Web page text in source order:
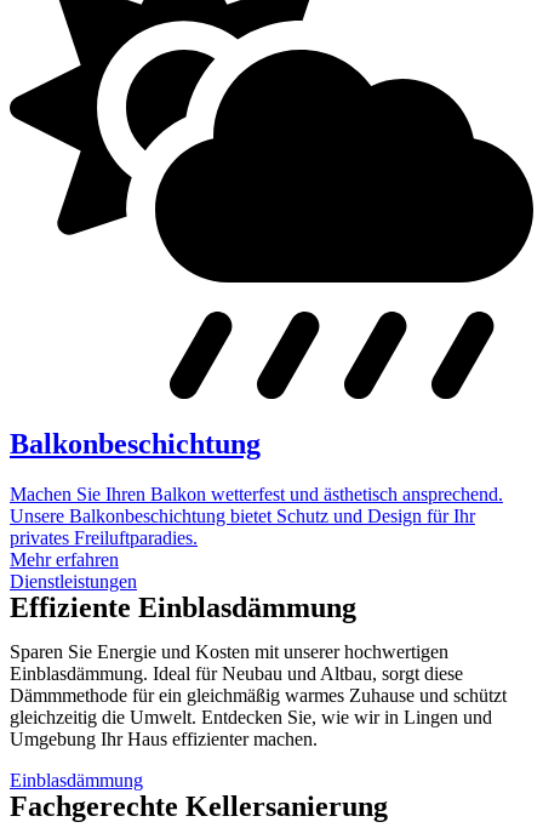
Balkonbeschichtung
Machen Sie Ihren Balkon wetterfest und ästhetisch ansprechend.
Unsere Balkonbeschichtung bietet Schutz und Design für Ihr
privates Freiluftparadies.
Mehr erfahren
Dienstleistungen
Effiziente Einblasdämmung
Sparen Sie Energie und Kosten mit unserer hochwertigen
Einblasdämmung. Ideal für Neubau und Altbau, sorgt diese
Dämmmethode für ein gleichmäßig warmes Zuhause und schützt
gleichzeitig die Umwelt. Entdecken Sie, wie wir in Lingen und
Umgebung Ihr Haus effizienter machen.
Einblasdämmung
Fachgerechte Kellersanierung